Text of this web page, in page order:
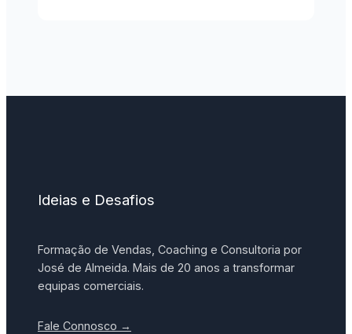
Ideias e Desafios
Formação de Vendas, Coaching e Consultoria por
José de Almeida. Mais de 20 anos a transformar
equipas comerciais.
Fale Connosco →